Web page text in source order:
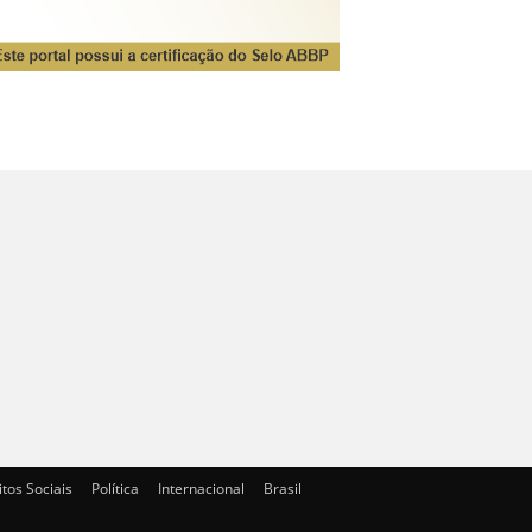
Sociais Política Internacional
Brasil